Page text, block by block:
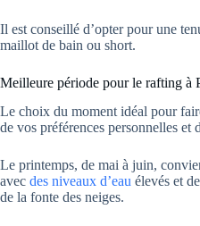
Il est conseillé d’opter pour une
maillot de bain ou short.
Meilleure période pour le rafting à
Le choix du moment idéal pour
de vos préférences personnelles et
Le printemps, de mai à juin,
avec des niveaux d’eau élevés et
de la fonte des neiges.